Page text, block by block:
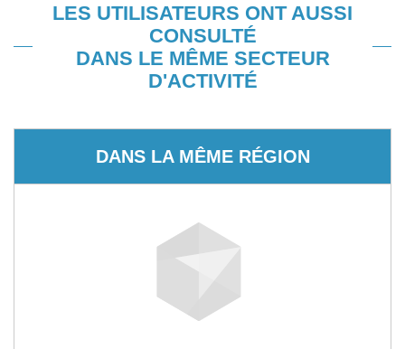
LES UTILISATEURS ONT AUSSI
CONSULTÉ
DANS LE MÊME SECTEUR
D'ACTIVITÉ
DANS LA MÊME RÉGION